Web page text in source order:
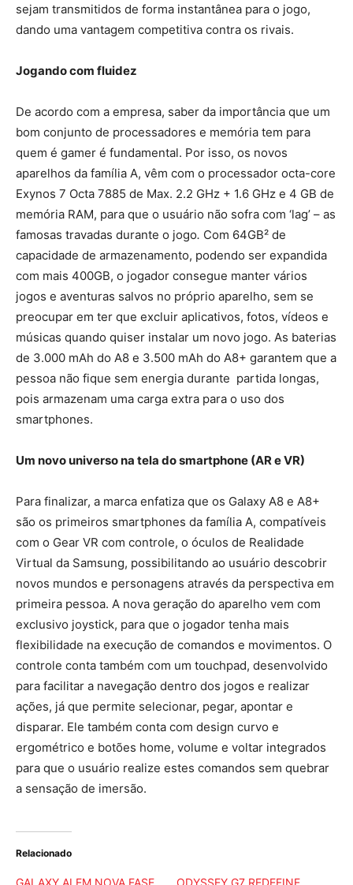
sejam transmitidos de forma instantânea para o jogo,
dando uma vantagem competitiva contra os rivais.
Jogando com fluidez
De acordo com a empresa, saber da importância que um
bom conjunto de processadores e memória tem para
quem é gamer é fundamental. Por isso, os novos
aparelhos da família A, vêm com o processador octa-core
Exynos 7 Octa 7885 de Max. 2.2 GHz + 1.6 GHz e 4 GB de
memória RAM, para que o usuário não sofra com ‘lag’ – as
famosas travadas durante o jogo. Com 64GB² de
capacidade de armazenamento, podendo ser expandida
com mais 400GB, o jogador consegue manter vários
jogos e aventuras salvos no próprio aparelho, sem se
preocupar em ter que excluir aplicativos, fotos, vídeos e
músicas quando quiser instalar um novo jogo. As baterias
de 3.000 mAh do A8 e 3.500 mAh do A8+ garantem que a
pessoa não fique sem energia durante partida longas,
pois armazenam uma carga extra para o uso dos
smartphones.
Um novo universo na tela do smartphone (AR e VR)
Para finalizar, a marca enfatiza que os Galaxy A8 e A8+
são os primeiros smartphones da família A, compatíveis
com o Gear VR com controle, o óculos de Realidade
Virtual da Samsung, possibilitando ao usuário descobrir
novos mundos e personagens através da perspectiva em
primeira pessoa. A nova geração do aparelho vem com
exclusivo joystick, para que o jogador tenha mais
flexibilidade na execução de comandos e movimentos. O
controle conta também com um touchpad, desenvolvido
para facilitar a navegação dentro dos jogos e realizar
ações, já que permite selecionar, pegar, apontar e
disparar. Ele também conta com design curvo e
ergométrico e botões home, volume e voltar integrados
para que o usuário realize estes comandos sem quebrar
a sensação de imersão.
Relacionado
GALAXY AI EM NOVA FASE ODYSSEY G7 REDEFINE